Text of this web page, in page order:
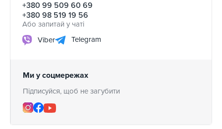
+380 99 509 60 69
+380 98 519 19 56
Або запитай у чаті
Viber
Telegram
Ми у соцмережах
Підписуйся, щоб не загубити